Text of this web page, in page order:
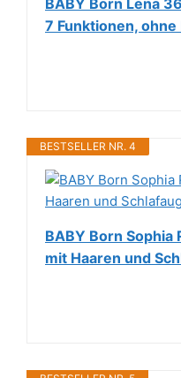
7 Funktionen,
BESTSELLER NR. 4
BABY Born Sophia
mit Haaren und